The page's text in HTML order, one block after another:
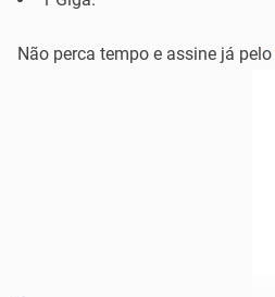
Não perca tempo e assine já pelo